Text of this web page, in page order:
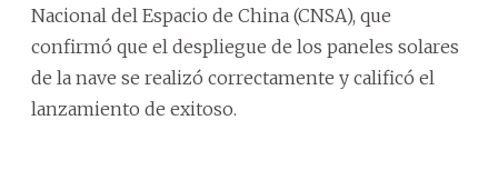
Nacional del Espacio de China (CNSA), que
confirmó que el despliegue de los paneles solares
de la nave se realizó correctamente y calificó el
lanzamiento de exitoso.